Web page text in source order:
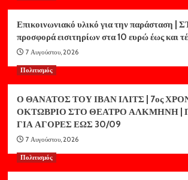
Επικοινωνιακό υλικό για την παράσταση |
προσφορά εισιτηρίων στα 10 ευρώ έως και
7 Αυγούστου, 2026
Πολιτισμός
Ο ΘΑΝΑΤΟΣ ΤΟΥ ΙΒΑΝ ΙΛΙΤΣ | 7ος
ΟΚΤΩΒΡΙΟ ΣΤΟ ΘΕΑΤΡΟ ΑΛΚΜΗΝΗ |
ΓΙΑ ΑΓΟΡΕΣ ΕΩΣ 30/09
7 Αυγούστου, 2026
Πολιτισμός